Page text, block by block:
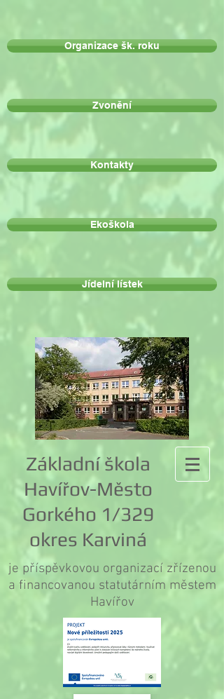
Organizace šk. roku
Zvonění
Kontakty
Ekoškola
Jídelní lístek
Základní škola
Havířov-Město
Gorkého 1/329
okres Karviná
je příspěvkovou organizací zřízenou
a financovanou statutárním městem
Havířov